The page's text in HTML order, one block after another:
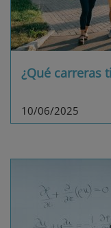
¿Qué carreras
10/06/2025